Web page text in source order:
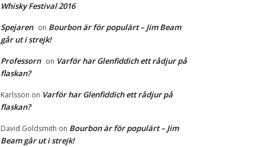
Whisky Festival 2016
Spejaren on Bourbon är för populärt – Jim Beam
går ut i strejk!
Professorn on Varför har Glenfiddich ett rådjur på
flaskan?
Karlsson on Varför har Glenfiddich ett rådjur på
flaskan?
David Goldsmith on Bourbon är för populärt – Jim
Beam går ut i strejk!